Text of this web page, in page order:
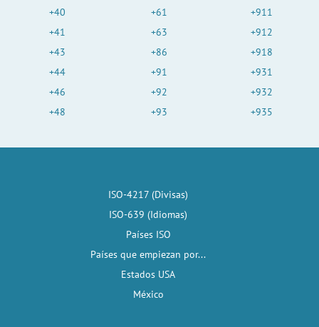
+40
+41
+43
+44
+46
+48
+61
+63
+86
+91
+92
+93
+911
+912
+918
+931
+932
+935
ISO-4217 (Divisas)
ISO-639 (Idiomas)
Países ISO
Países que empiezan por...
Estados USA
México